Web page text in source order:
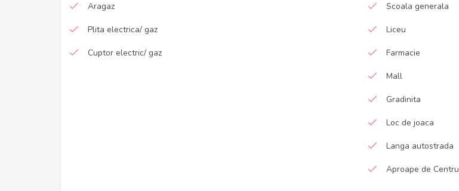
Aragaz
Plita electrica/ gaz
Cuptor electric/ gaz
Scoala generala
Liceu
Farmacie
Mall
Gradinita
Loc de joaca
Langa autostrada
Aproape de Centru